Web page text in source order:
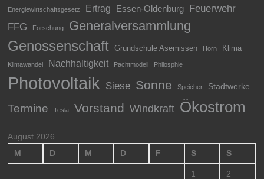
Energiewirtschaftsgesetz Ertrag Essen-Oldenburg
Feuerwehr
FFG
Forschung Generalversammlung
Genossenschaft Grundschule Asemissen Horn Klima
Klimawandel Nachhaltigkeit Pachtmodell Philosphie
Photovoltaik Siese Sonne Speicher Stadtwerke
Termine Tesla Vorstand Windkraft Ökostrom
August 2026
M
D M D F S S
1 2